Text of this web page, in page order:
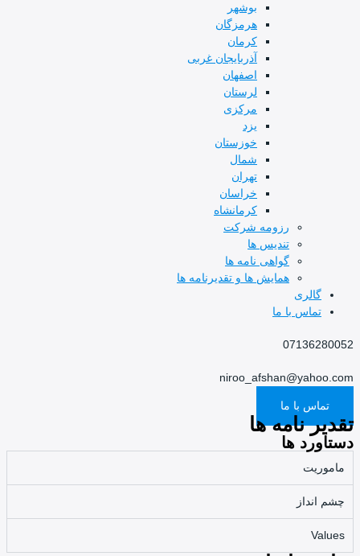
بوشهر
هرمزگان
کرمان
آذربایجان غربی
اصفهان
لرستان
مرکزی
یزد
خوزستان
شمال
تهران
خراسان
کرمانشاه
رزومه شرکت
تندیس ها
گواهی نامه ها
همایش ها و تقدیرنامه ها
گالری
تماس با ما
07136280052
niroo_afshan@yahoo.com
تماس با ما
تقدیر نامه ها
دستاورد ها
ماموریت
چشم انداز
Values